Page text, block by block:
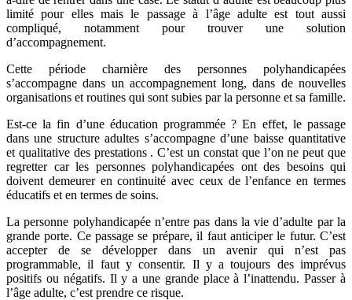
limité pour elles mais le passage à l’âge adulte est tout aussi
compliqué, notamment pour trouver une solution
d’accompagnement.
Cette période charnière des personnes polyhandicapées
s’accompagne dans un accompagnement long, dans de nouvelles
organisations et routines qui sont subies par la personne et sa famille.
Est-ce la fin d’une éducation programmée ? En effet, le passage
dans une structure adultes s’accompagne d’une baisse quantitative
et qualitative des prestations . C’est un constat que l’on ne peut que
regretter car les personnes polyhandicapées ont des besoins qui
doivent demeurer en continuité avec ceux de l’enfance en termes
éducatifs et en termes de soins.
La personne polyhandicapée n’entre pas dans la vie d’adulte par la
grande porte. Ce passage se prépare, il faut anticiper le futur. C’est
accepter de se développer dans un avenir qui n’est pas
programmable, il faut y consentir. Il y a toujours des imprévus
positifs ou négatifs. Il y a une grande place à l’inattendu. Passer à
l’âge adulte, c’est prendre ce risque.